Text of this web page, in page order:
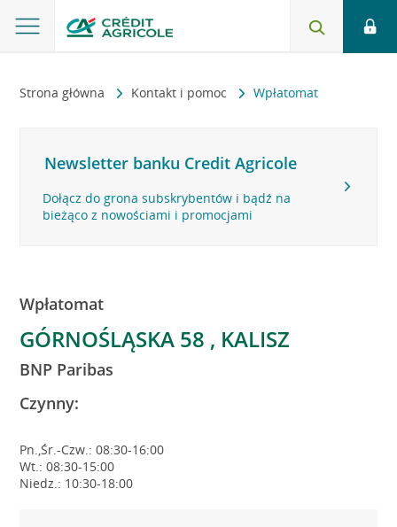
Strona główna Kontakt i pomoc Wpłatomat
Newsletter banku Credit Agricole
Dołącz do grona subskrybentów i bądź na
bieżąco z nowościami i promocjami
Wpłatomat
GÓRNOŚLĄSKA 58 , KALISZ
BNP Paribas
Czynny:
Pn.,Śr.-Czw.: 08:30-16:00
Wt.: 08:30-15:00
Niedz.: 10:30-18:00